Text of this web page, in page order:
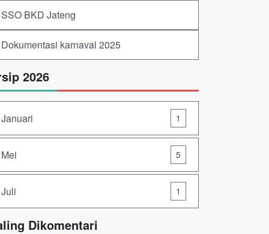
SSO BKD Jateng
Dokumentasi karnaval 2025
2026
Januari 1
Mei 5
Juli 1
Dikomentari